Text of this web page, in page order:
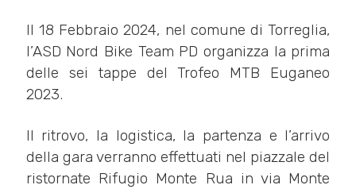
Il 18 Febbraio 2024, nel comune di Torreglia,
l’ASD Nord Bike Team PD organizza la prima
delle sei tappe del Trofeo MTB Euganeo
2023.
Il ritrovo, la logistica, la partenza e l’arrivo
della gara verranno effettuati nel piazzale del
ristornate Rifugio Monte Rua in via Monte